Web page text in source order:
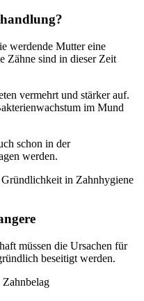
werdende Mutter eine
Zähne sind in dieser Zeit
vermehrt und stärker auf.
im Mund
schon in der
werden.
in Zahnhygiene
müssen die Ursachen für
beseitigt werden.